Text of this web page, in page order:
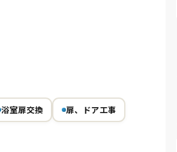
浴室扉交換 扉、ドア工事